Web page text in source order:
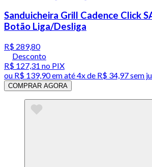
Sanduicheira Grill Cadence Click
Botão Liga/Desliga
R$ 289,80
Desconto
R$ 127,31 no PIX
ou R$ 139,90em até4x de R$ 34,97 sem
COMPRAR AGORA